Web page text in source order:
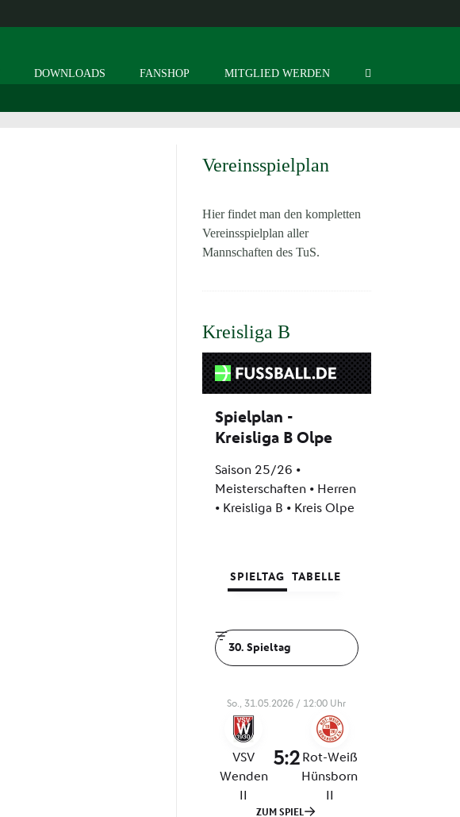
DOWNLOADS FANSHOP MITGLIED WERDEN
Vereinsspielplan
Hier findet man den kompletten
Vereinsspielplan aller
Mannschaften des TuS.
Kreisliga B